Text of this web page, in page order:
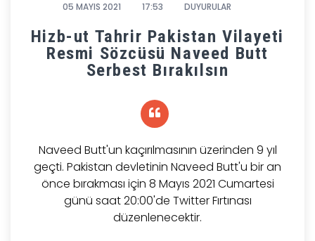
05 MAYIS 2021 17:53 DUYURULAR
Hizb-ut Tahrir Pakistan Vilayeti
Resmi Sözcüsü Naveed Butt
Serbest Bırakılsın
Naveed Butt'un kaçırılmasının üzerinden 9 yıl
geçti. Pakistan devletinin Naveed Butt'u bir an
önce bırakması için 8 Mayıs 2021 Cumartesi
günü saat 20:00'de Twitter Fırtınası
düzenlenecektir.